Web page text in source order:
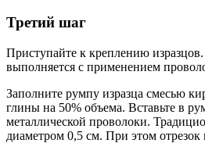
Третий шаг
Приступайте к креплению
выполняется с применением
Заполните румпу изразца смесью
глины на 50% объема. Вставьте в
металлической проволоки.
диаметром 0,5 см. При этом отрезок